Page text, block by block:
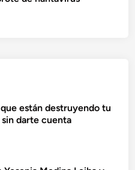
están destruyendo tu
darte cuenta